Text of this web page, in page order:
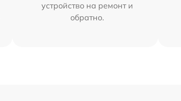
устройство на ремонт и
обратно.